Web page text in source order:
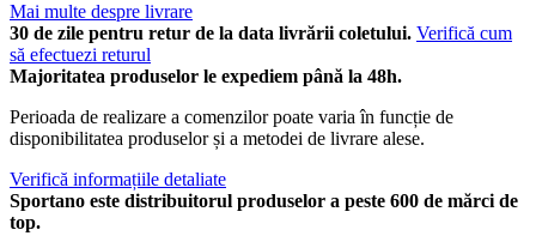
Mai multe despre livrare
30 de zile pentru retur de la data livrării coletului. Verifică cum
să efectuezi returul
Majoritatea produselor le expediem până la 48h.
Perioada de realizare a comenzilor poate varia în funcție de
disponibilitatea produselor și a metodei de livrare alese.
Verifică informațiile detaliate
Sportano este distribuitorul produselor a peste 600 de mărci de
top.